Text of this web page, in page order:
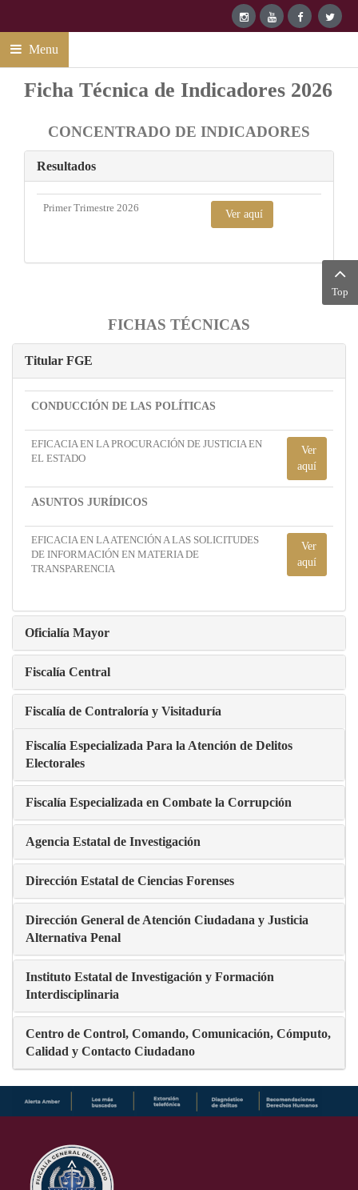
Menu
Ficha Técnica de Indicadores 2026
CONCENTRADO DE INDICADORES
Resultados
Primer Trimestre 2026
Ver aquí
FICHAS TÉCNICAS
Titular FGE
CONDUCCIÓN DE LAS POLÍTICAS
EFICACIA EN LA PROCURACIÓN DE JUSTICIA EN
EL ESTADO
Ver
aquí
ASUNTOS JURÍDICOS
EFICACIA EN LA ATENCIÓN A LAS SOLICITUDES
DE INFORMACIÓN EN MATERIA DE
TRANSPARENCIA
Ver
aquí
Oficialía Mayor
Fiscalía Central
Fiscalía de Contraloría y Visitaduría
Fiscalía Especializada Para la Atención de Delitos
Electorales
Fiscalía Especializada en Combate la Corrupción
Agencia Estatal de Investigación
Dirección Estatal de Ciencias Forenses
Dirección General de Atención Ciudadana y Justicia
Alternativa Penal
Instituto Estatal de Investigación y Formación
Interdisciplinaria
Centro de Control, Comando, Comunicación, Cómputo,
Calidad y Contacto Ciudadano
Top